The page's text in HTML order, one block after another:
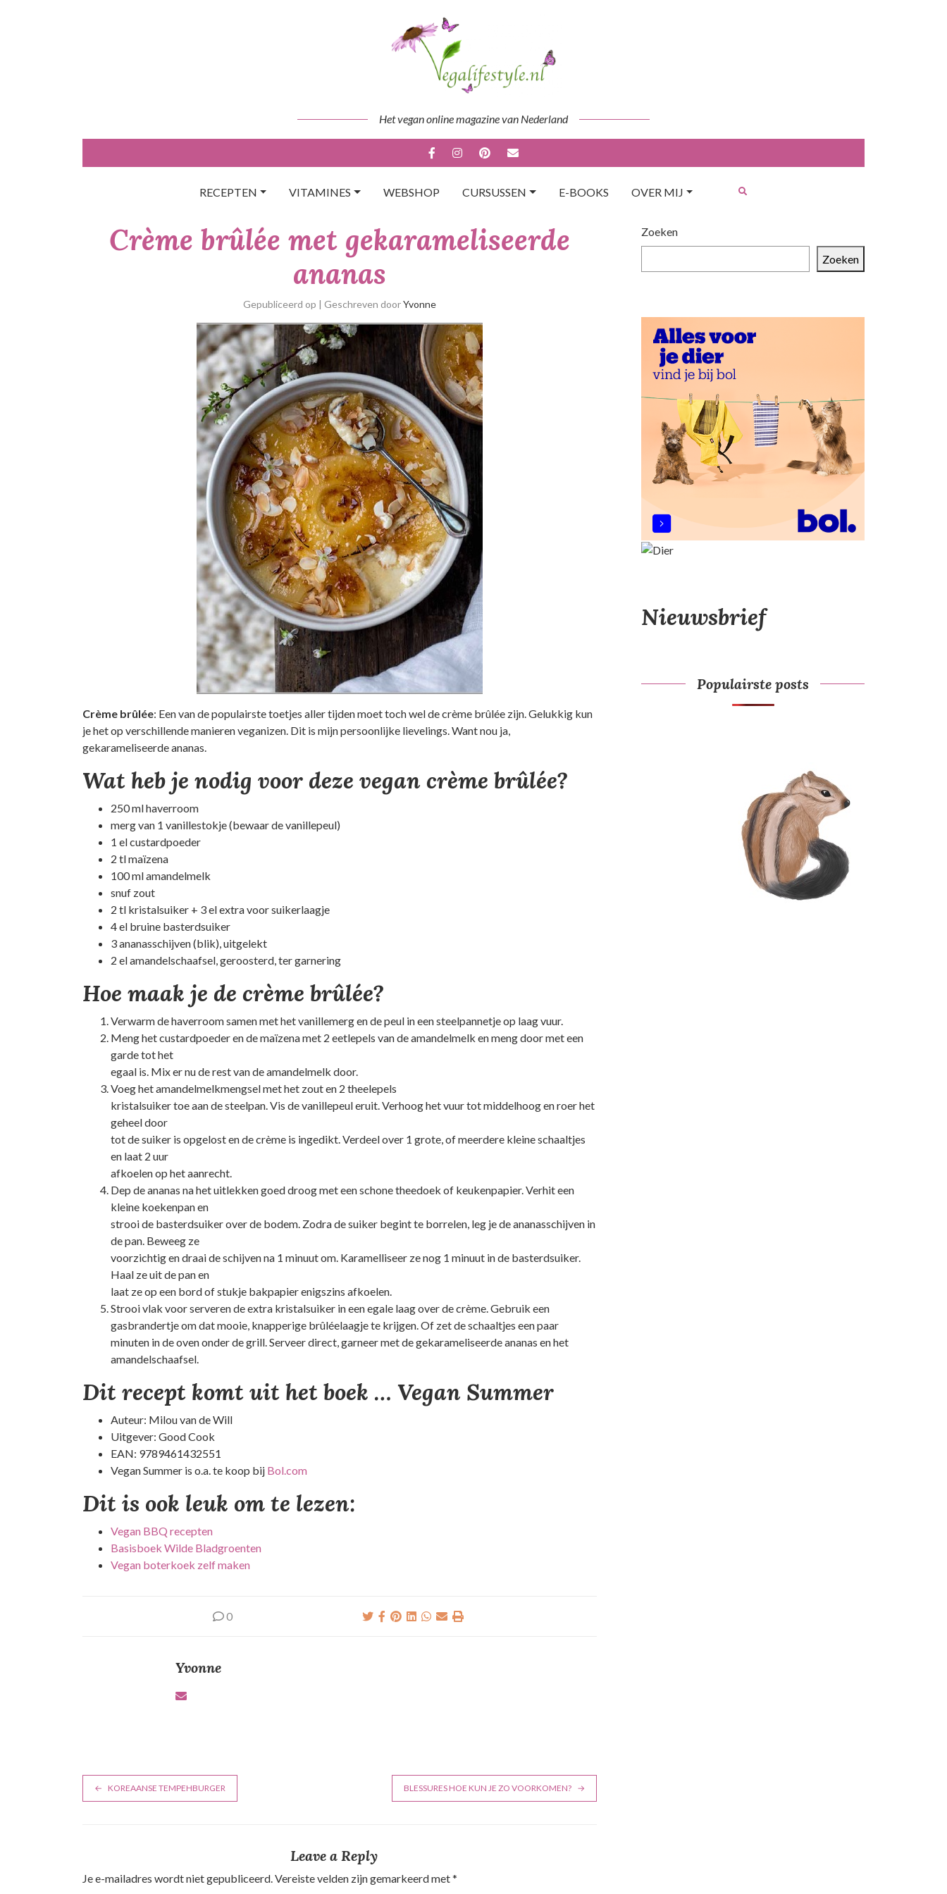
Het vegan online magazine van Nederland
RECEPTEN VITAMINES WEBSHOP CURSUSSEN E-BOOKS OVER MIJ
Crème brûlée met gekarameliseerde
ananas
Gepubliceerd op | Geschreven doorYvonne
Crème brûlée: Een van de populairste toetjes aller tijden moet toch wel de crème brûlée zijn. Gelukkig kun
je het op verschillende manieren veganizen. Dit is mijn persoonlijke lievelings. Want nou ja,
gekarameliseerde ananas.
Wat heb je nodig voor deze vegan crème brûlée?
250 ml haverroom
merg van 1 vanillestokje (bewaar de vanillepeul)
1 el custardpoeder
2 tl maïzena
100 ml amandelmelk
snuf zout
2 tl kristalsuiker + 3 el extra voor suikerlaagje
4 el bruine basterdsuiker
3 ananasschijven (blik), uitgelekt
2 el amandelschaafsel, geroosterd, ter garnering
Hoe maak je de crème brûlée?
Verwarm de haverroom samen met het vanillemerg en de peul in een steelpannetje op laag vuur.
Meng het custardpoeder en de maïzena met 2 eetlepels van de amandelmelk en meng door met een
garde tot het
egaal is. Mix er nu de rest van de amandelmelk door.
Voeg het amandelmelkmengsel met het zout en 2 theelepels
kristalsuiker toe aan de steelpan. Vis de vanillepeul eruit. Verhoog het vuur tot middelhoog en roer het
geheel door
tot de suiker is opgelost en de crème is ingedikt. Verdeel over 1 grote, of meerdere kleine schaaltjes
en laat 2 uur
afkoelen op het aanrecht.
Dep de ananas na het uitlekken goed droog met een schone theedoek of keukenpapier. Verhit een
kleine koekenpan en
strooi de basterdsuiker over de bodem. Zodra de suiker begint te borrelen, leg je de ananasschijven in
de pan. Beweeg ze
voorzichtig en draai de schijven na 1 minuut om. Karamelliseer ze nog 1 minuut in de basterdsuiker.
Haal ze uit de pan en
laat ze op een bord of stukje bakpapier enigszins afkoelen.
Strooi vlak voor serveren de extra kristalsuiker in een egale laag over de crème. Gebruik een
gasbrandertje om dat mooie, knapperige brûléelaagje te krijgen. Of zet de schaaltjes een paar
minuten in de oven onder de grill. Serveer direct, garneer met de gekarameliseerde ananas en het
amandelschaafsel.
Dit recept komt uit het boek … Vegan Summer
Auteur: Milou van de Will
Uitgever: Good Cook
EAN: 9789461432551
Vegan Summer is o.a. te koop bij Bol.com
Dit is ook leuk om te lezen:
Vegan BBQ recepten
Basisboek Wilde Bladgroenten
Vegan boterkoek zelf maken
0
Yvonne
B
i
KOREAANSE TEMPEHBURGER BLESSURES HOE KUN JE ZO VOORKOMEN?
Leave a Reply
Je e-mailadres wordt niet gepubliceerd.Vereiste velden zijn gemarkeerd met*
Zoeken
Zoeken
Nieuwsbrief
Populairste posts